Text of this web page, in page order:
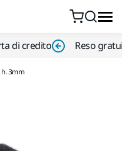
di credito Reso
3mm